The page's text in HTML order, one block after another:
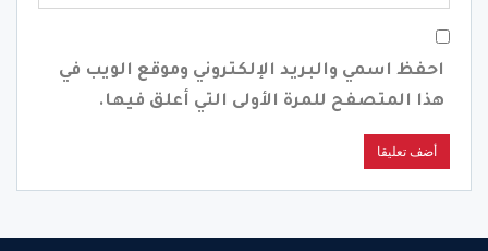
احفظ اسمي والبريد الإلكتروني وموقع الويب في
هذا المتصفح للمرة الأولى التي أعلق فيها.